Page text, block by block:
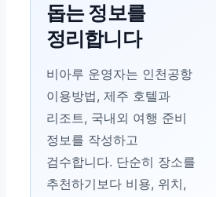
돕는 정보를
정리합니다
비아루 운영자는 인천공항
이용방법, 제주 호텔과
리조트, 국내외 여행 준비
정보를 작성하고
검수합니다. 단순히 장소를
추천하기보다 비용, 위치,